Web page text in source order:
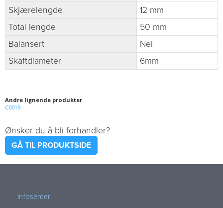
Skjærelengde
12 mm
Total lengde
50 mm
Balansert
Nei
Skaftdiameter
6mm
Andre lignende produkter
C0019
Ønsker du å bli forhandler?
GÅ TIL PRODUKTSIDE
Infosenter